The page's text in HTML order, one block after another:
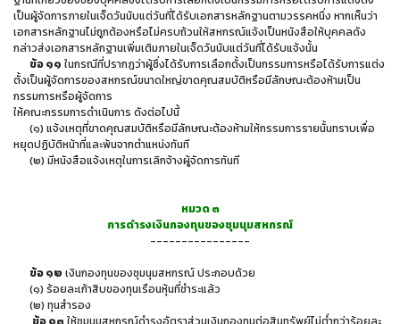
เป็นผู้จัดการภายในเจ็ดวันนับแต่วันที่ได้รับเอกสารหลักฐานตามวรรคหนึ่ง หากเห็นว่า
เอกสารหลักฐานไม่ถูกต้องหรือไม่ครบถ้วนให้สหกรณ์แจ้งเป็นหนังสือให้บุคคลดัง
กล่าวส่งเอกสารหลักฐานเพิ่มเติมภายในเจ็ดวันนับแต่วันที่ได้รับแจ้งนั้น
ข้อ ๑๑ ในกรณีที่ปรากฏว่าผู้ซึ่งได้รับการเลือกตั้งเป็นกรรมการหรือได้รับการแต่ง
ตั้งเป็นผู้จัดการของสหกรณ์ขนาดใหญ่ขาดคุณสมบัติหรือมีลักษณะต้องห้ามเป็น
กรรมการหรือผู้จัดการ
ให้คณะกรรมการดำเนินการ ดังต่อไปนี้
(๑) แจ้งเหตุที่ขาดคุณสมบัติหรือมีลักษณะต้องห้ามให้กรรมการรายนั้นทราบเพื่อ
หยุดปฏิบัติหน้าที่และพ้นจากตำแหน่งทันที
(๒) มีหนังสือแจ้งเหตุในการเลิกจ้างผู้จัดการทันที
หมวด ๓
การดำรงเงินกองทุนของชุมนุมสหกรณ์
----------------
ข้อ ๑๒ เงินกองทุนของชุมนุมสหกรณ์ ประกอบด้วย
(๑) ร้อยละเก้าสิบของทุนเรือนหุ้นที่ชำระแล้ว
(๒) ทุนสำรอง